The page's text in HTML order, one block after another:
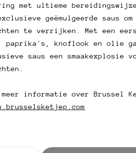
met ultieme
geëmulgeerde saus
te verrijken. Met een
paprika's, knoflook en olie
saus een smaakexplosie
meer informatie over Brussel
Deel dit product
Deel
Deel
op
Delen
op
Pin
op
mail
telefoon
bericht